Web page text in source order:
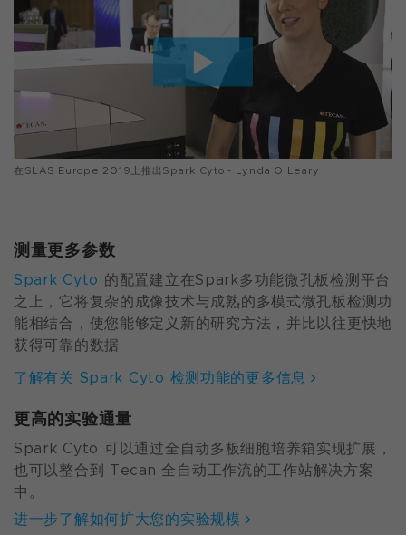
在SLAS Europe 2019上推出Spark Cyto - Lynda O'Leary
测量更多参数
Spark Cyto 的配置建立在Spark多功能微孔板检测平台
之上，它将复杂的成像技术与成熟的多模式微孔板检测功
能相结合，使您能够定义新的研究方法，并比以往更快地
获得可靠的数据
了解有关 Spark Cyto 检测功能的更多信息
更高的实验通量
Spark Cyto 可以通过全自动多板细胞培养箱实现扩展，
也可以整合到 Tecan 全自动工作流的工作站解决方案
中。
进一步了解如何扩大您的实验规模